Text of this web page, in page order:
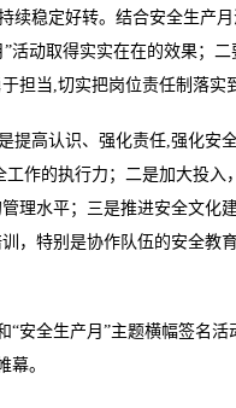
续稳定好转。结合安全生产
活动取得实实在在的效果；二
担当,切实把岗位责任制落实
提高认识、强化责任,强化安
作的执行力；二是加大投入
理水平；三是推进安全文化
，特别是协作队伍的安全教
“安全生产月”主题横幅签名活
幕。